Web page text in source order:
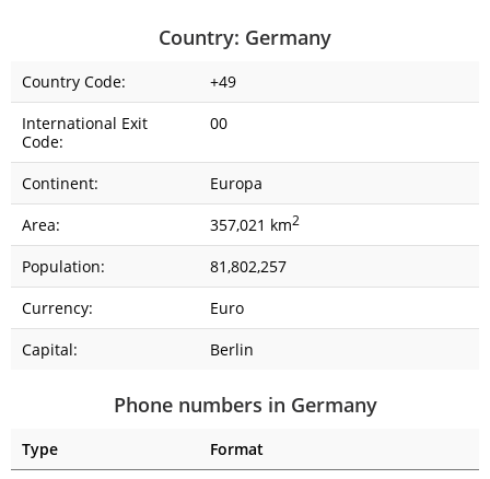
Country: Germany
Country Code:
+49
International Exit
Code:
00
Continent:
Europa
Area:
357,021 km2
Population:
81,802,257
Currency:
Euro
Capital:
Berlin
Phone numbers in Germany
Type
Format